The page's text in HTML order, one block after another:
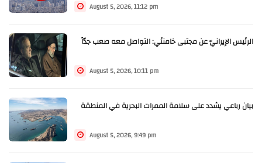
August 5, 2026, 11:12 pm
الرئيس الإيرانيّ عن مجتبى خامنئي: التواصل معه صعب جدّاً
August 5, 2026, 10:11 pm
بيان رباعي يشدد على سلامة الممرات البحرية في المنطقة
August 5, 2026, 9:49 pm